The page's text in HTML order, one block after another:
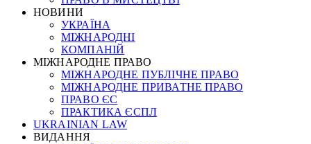
НОВИНИ
УКРАЇНА
МІЖНАРОДНІ
КОМПАНІЙ
МІЖНАРОДНЕ ПРАВО
МІЖНАРОДНЕ ПУБЛІЧНЕ ПРАВО
МІЖНАРОДНЕ ПРИВАТНЕ ПРАВО
ПРАВО ЄС
ПРАКТИКА ЄСПЛ
UKRAINIAN LAW
ВИДАННЯ